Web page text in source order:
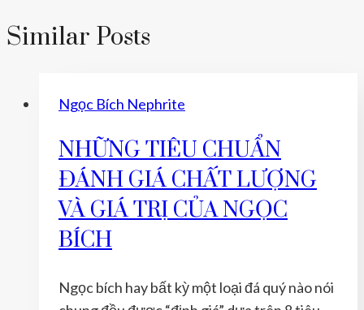
Similar Posts
Ngọc Bích Nephrite
NHỮNG TIÊU CHUẨN
ĐÁNH GIÁ CHẤT LƯỢNG
VÀ GIÁ TRỊ CỦA NGỌC
BÍCH
Ngọc bích hay bất kỳ một loại đá quý nào nói